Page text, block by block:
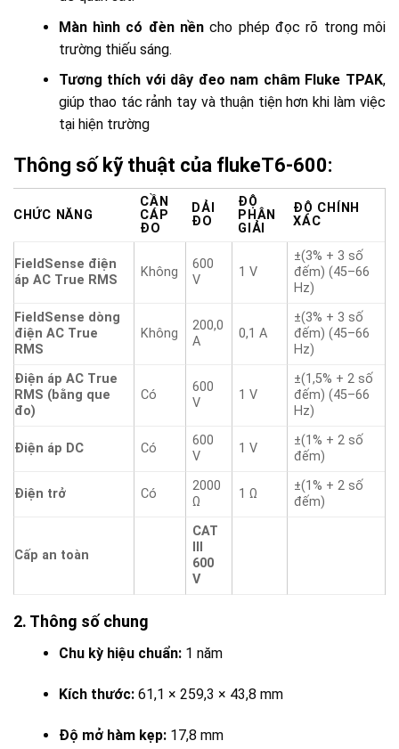
Màn hình có đèn nền cho phép đọc rõ trong môi
trường thiếu sáng.
Tương thích với dây đeo nam châm Fluke TPAK,
giúp thao tác rảnh tay và thuận tiện hơn khi làm việc
tại hiện trường
Thông số kỹ thuật của flukeT6-600:
CHỨC NĂNG
CẦN
CÁP
ĐO
DẢI
ĐO
ĐỘ
PHÂN
GIẢI
ĐỘ CHÍNH
XÁC
FieldSense điện
áp AC True RMS
Không
600
V
1 V
±(3% + 3 số
đếm) (45–66
Hz)
FieldSense dòng
điện AC True
RMS
Không
200,0
A
0,1 A
±(3% + 3 số
đếm) (45–66
Hz)
Điện áp AC True
RMS (bằng que
đo)
Có
600
V
1 V
±(1,5% + 2 số
đếm) (45–66
Hz)
Điện áp DC Có
600
V
1 V
±(1% + 2 số
đếm)
Điện trở Có
2000
Ω
1 Ω
±(1% + 2 số
đếm)
Cấp an toàn
CAT
III
600
V
2. Thông số chung
Chu kỳ hiệu chuẩn:1 năm
Kích thước:61,1 × 259,3 × 43,8 mm
Độ mở hàm kẹp:17,8 mm